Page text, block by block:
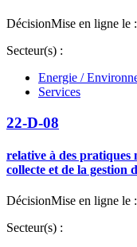
DécisionMise en ligne le
Secteur(s) :
Energie /
Services
22-D-08
relative à des pratiques
collecte et de la gestion
DécisionMise en ligne le
Secteur(s) :